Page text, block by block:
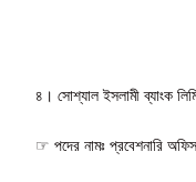
৪। সোশ্যাল ইসলামী ব্যাংক
☞ পদের নামঃ প্রবেশনারি